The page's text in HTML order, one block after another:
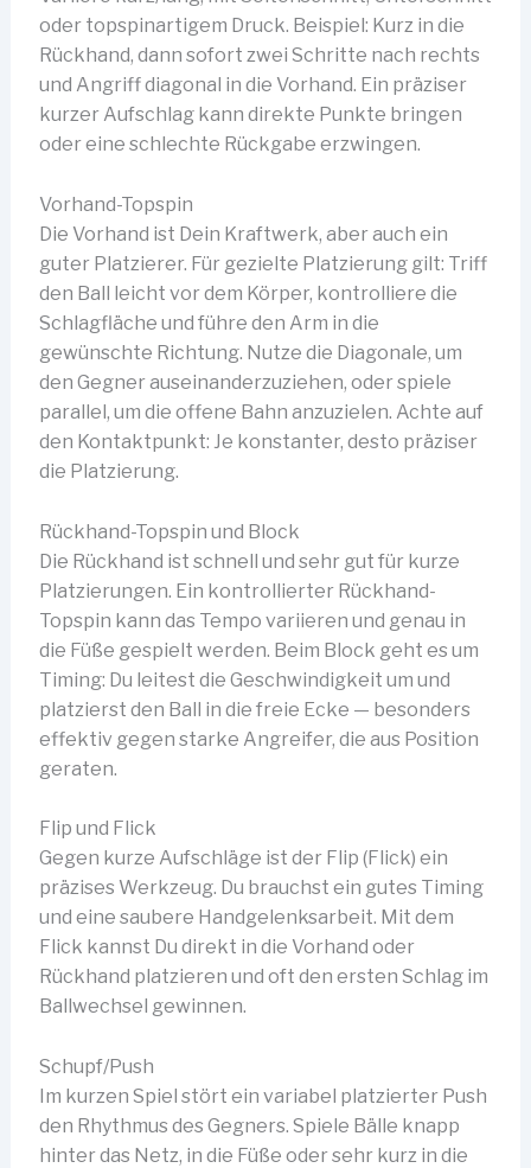
oder topspinartigem Druck. Beispiel: Kurz in die
Rückhand, dann sofort zwei Schritte nach rechts
und Angriff diagonal in die Vorhand. Ein präziser
kurzer Aufschlag kann direkte Punkte bringen
oder eine schlechte Rückgabe erzwingen.
Vorhand-Topspin
Die Vorhand ist Dein Kraftwerk, aber auch ein
guter Platzierer. Für gezielte Platzierung gilt: Triff
den Ball leicht vor dem Körper, kontrolliere die
Schlagfläche und führe den Arm in die
gewünschte Richtung. Nutze die Diagonale, um
den Gegner auseinanderzuziehen, oder spiele
parallel, um die offene Bahn anzuzielen. Achte auf
den Kontaktpunkt: Je konstanter, desto präziser
die Platzierung.
Rückhand-Topspin und Block
Die Rückhand ist schnell und sehr gut für kurze
Platzierungen. Ein kontrollierter Rückhand-
Topspin kann das Tempo variieren und genau in
die Füße gespielt werden. Beim Block geht es um
Timing: Du leitest die Geschwindigkeit um und
platzierst den Ball in die freie Ecke — besonders
effektiv gegen starke Angreifer, die aus Position
geraten.
Flip und Flick
Gegen kurze Aufschläge ist der Flip (Flick) ein
präzises Werkzeug. Du brauchst ein gutes Timing
und eine saubere Handgelenksarbeit. Mit dem
Flick kannst Du direkt in die Vorhand oder
Rückhand platzieren und oft den ersten Schlag im
Ballwechsel gewinnen.
Schupf/Push
Im kurzen Spiel stört ein variabel platzierter Push
den Rhythmus des Gegners. Spiele Bälle knapp
hinter das Netz, in die Füße oder sehr kurz in die